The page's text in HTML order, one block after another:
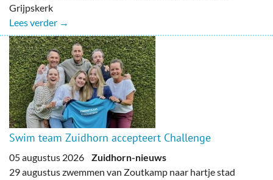
Grijpskerk
Lees verder →
Swim team Zuidhorn accepteert Challenge
05 augustus 2026 Zuidhorn-nieuws
29 augustus zwemmen van Zoutkamp naar hartje stad